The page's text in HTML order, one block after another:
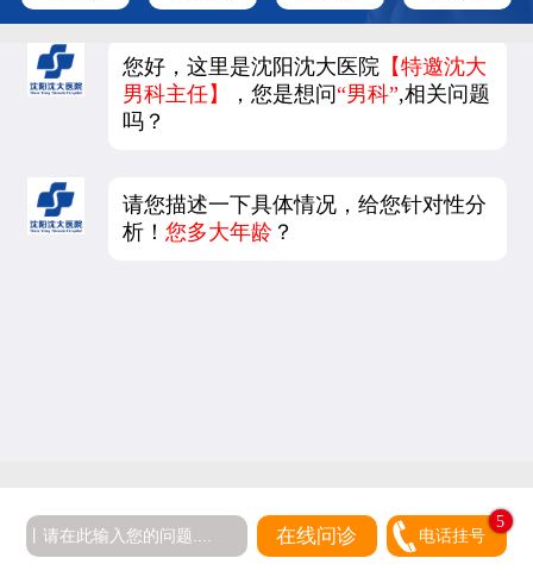
您好，这里是沈阳沈大医院 【特邀沈大
男科主任】
，您是想问“男科”,相关问题
吗？
请您描述一下具体情况，给您针对性分
析！您多大年龄 ？
在线问诊 电话挂号
5